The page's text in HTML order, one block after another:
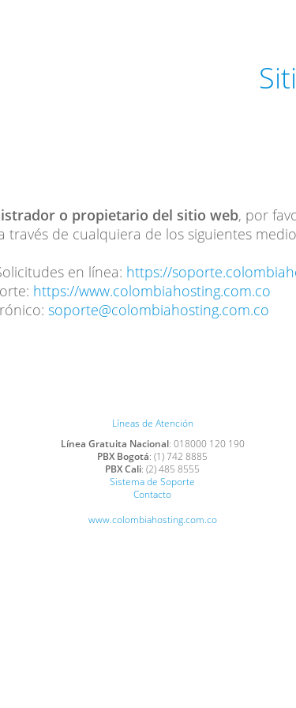
o propietario del sitio web, por
través de cualquiera de los siguientes
en línea: https://
https://www.colombiahosting.com.co
soporte@colombiahosting.com.co
Líneas de Atención
Línea Gratuita Nacional: 018000 120 190
PBX Bogotá: (1) 742 8885
PBX Cali: (2) 485 8555
Sistema de Soporte
Contacto
www.colombiahosting.com.co